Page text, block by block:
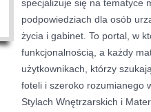
specjalizuje się na tematyce
podpowiedziach dla osób
życia i gabinet. To portal, w
funkcjonalnością, a każdy
użytkownikach, którzy
foteli i szeroko rozumianego
Stylach Wnętrzarskich i